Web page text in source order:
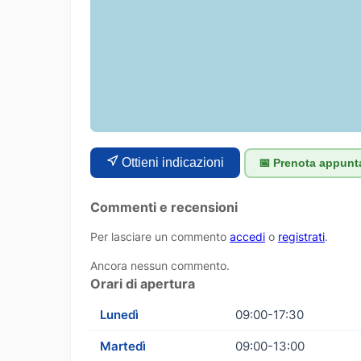
Ottieni indicazioni 📅 Prenota
Commenti e recensioni
Per lasciare un commento accedi o registrati.
Ancora nessun commento.
Orari di apertura
Lunedì 09:00-17:30
Martedì 09:00-13:00